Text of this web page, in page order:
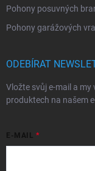
Pohony posuvných
Pohony garážových
ODEBÍRAT
Vložte svůj e-mail a
produktech na našem
E-MAIL